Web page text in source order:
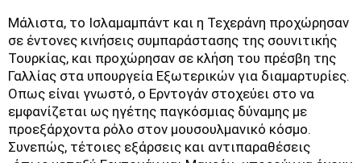
Μάλιστα, το Ισλαμαμπάντ και η Τεχεράνη προχώρησαν
σε έντονες κινήσεις συμπαράστασης της σουνιτικής
Τουρκίας, και προχώρησαν σε κλήση του πρέσβη της
Γαλλίας στα υπουργεία Εξωτερικών για διαμαρτυρίες.
Οπως είναι γνωστό, ο Ερντογάν στοχεύει στο να
εμφανίζεται ως ηγέτης παγκόσμιας δύναμης με
προεξάρχοντα ρόλο στον μουσουλμανικό κόσμο.
Συνεπώς, τέτοιες εξάρσεις και αντιπαραθέσεις